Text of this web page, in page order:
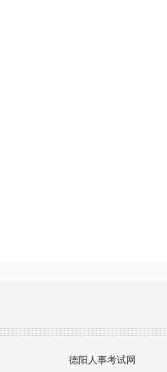
德阳人事考试网